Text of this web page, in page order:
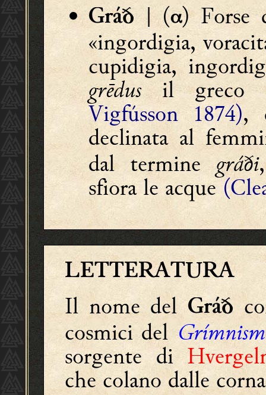
Gráð| (α) Forse
«ingordigia,
cupidigia,
grēdusil greco
Vigfússon 1874),
declinata al
dal terminegráði
sfiora le acque
LETTERATURA
Il nome del Gráð
cosmici del
sorgente di
che colano dalle